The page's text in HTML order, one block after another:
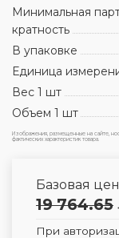
Минимальная
кратность
В упаковке
Единица
Вес 1 шт
Объем 1 шт
Изображения, размещенные на сайте,
фактических характеристик товара.
Базовая
19 764.65
При